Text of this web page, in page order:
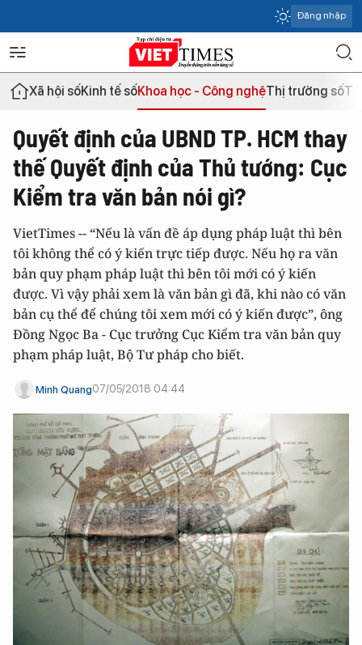
Đăng nhập
Xã hội sốKinh tế sốKhoa học - Công nghệThị trường số
Quyết định của UBND TP. HCM thay
thế Quyết định của Thủ tướng: Cục
Kiểm tra văn bản nói gì?
VietTimes -- “Nếu là vấn đề áp dụng pháp luật thì bên
tôi không thể có ý kiến trực tiếp được. Nếu họ ra văn
bản quy phạm pháp luật thì bên tôi mới có ý kiến
được. Vì vậy phải xem là văn bản gì đã, khi nào có văn
bản cụ thể để chúng tôi xem mới có ý kiến được”, ông
Đồng Ngọc Ba - Cục trưởng Cục Kiểm tra văn bản quy
phạm pháp luật, Bộ Tư pháp cho biết.
Minh Quang07/05/2018 04:44